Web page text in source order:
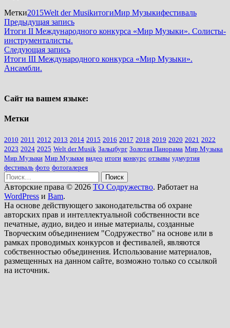
Метки2015Welt der MusikитогиМир Музыкифестиваль
Навигация
по
записям
Предыдущая записьПредыдущая
запись:
Итоги II Международного конкурса «Мир Музыки». Солисты-
инструменталисты.
Следующая записьСледующая
запись:
Итоги III Международного конкурса «Мир Музыки».
Ансамбли.
Сайт на вашем языке:
Метки
2010 2011 2012 2013 2014 2015 2016 2017 2018 2019 2020 2021 2022
2023 2024 2025 Welt der Musik Зальцбург Золотая Панорама Мир Музыка
Мир Музыки Мир Музыкм видео итоги конкурс отзывы удмуртия
фестиваль фото фотогалерея
Найти:
Авторские права © 2026 ТО Содружество. Работает на
WordPress и Bam.
На основе действующего законодательства об охране
авторских прав и интеллектуальной собственности все
печатные, аудио, видео и иные материалы, созданные
Творческим объединением "Содружество" на основе или в
рамках проводимых конкурсов и фестивалей, являются
собственностью объединения. Использование материалов,
размещенных на данном сайте, возможно только со ссылкой
на источник.